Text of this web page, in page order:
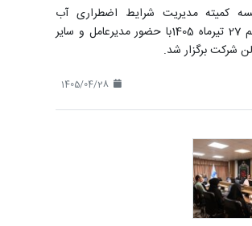
کمیته مدیریت شرایط اضطراری آب
منطقه ای قم 27 تیرماه 1405با حضور مدیرعامل و سایر
شرکت برگزار شد.